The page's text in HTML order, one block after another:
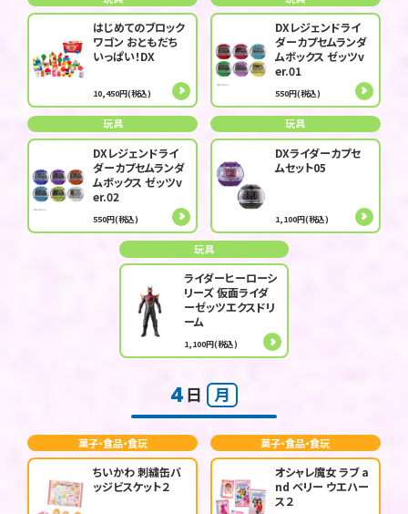
はじめてのブロック
ワゴン おともだち
いっぱい！DX
10,450円(税込)
DXレジェンドライ
ダーカプセムランダ
ムボックス ゼッツv
er.01
550円(税込)
玩具
DXレジェンドライ
ダーカプセムランダ
ムボックス ゼッツv
er.02
550円(税込)
玩具
DXライダーカプセ
ムセット05
1,100円(税込)
玩具
ライダーヒーローシ
リーズ 仮面ライダ
ーゼッツエクスドリ
ーム
1,100円(税込)
4日 月
菓子・食品・食玩
ちいかわ 刺繍缶バ
ッジビスケット２
菓子・食品・食玩
オシャレ魔女 ラブ a
nd ベリー ウエハー
ス２